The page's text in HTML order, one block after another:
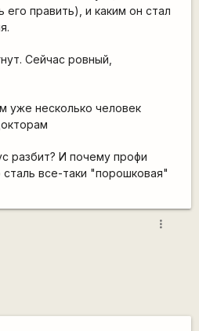
его править), и каким он стал
Сейчас ровный,
уже несколько человек
разбит? И почему профи
все-таки "порошковая"
more_vert